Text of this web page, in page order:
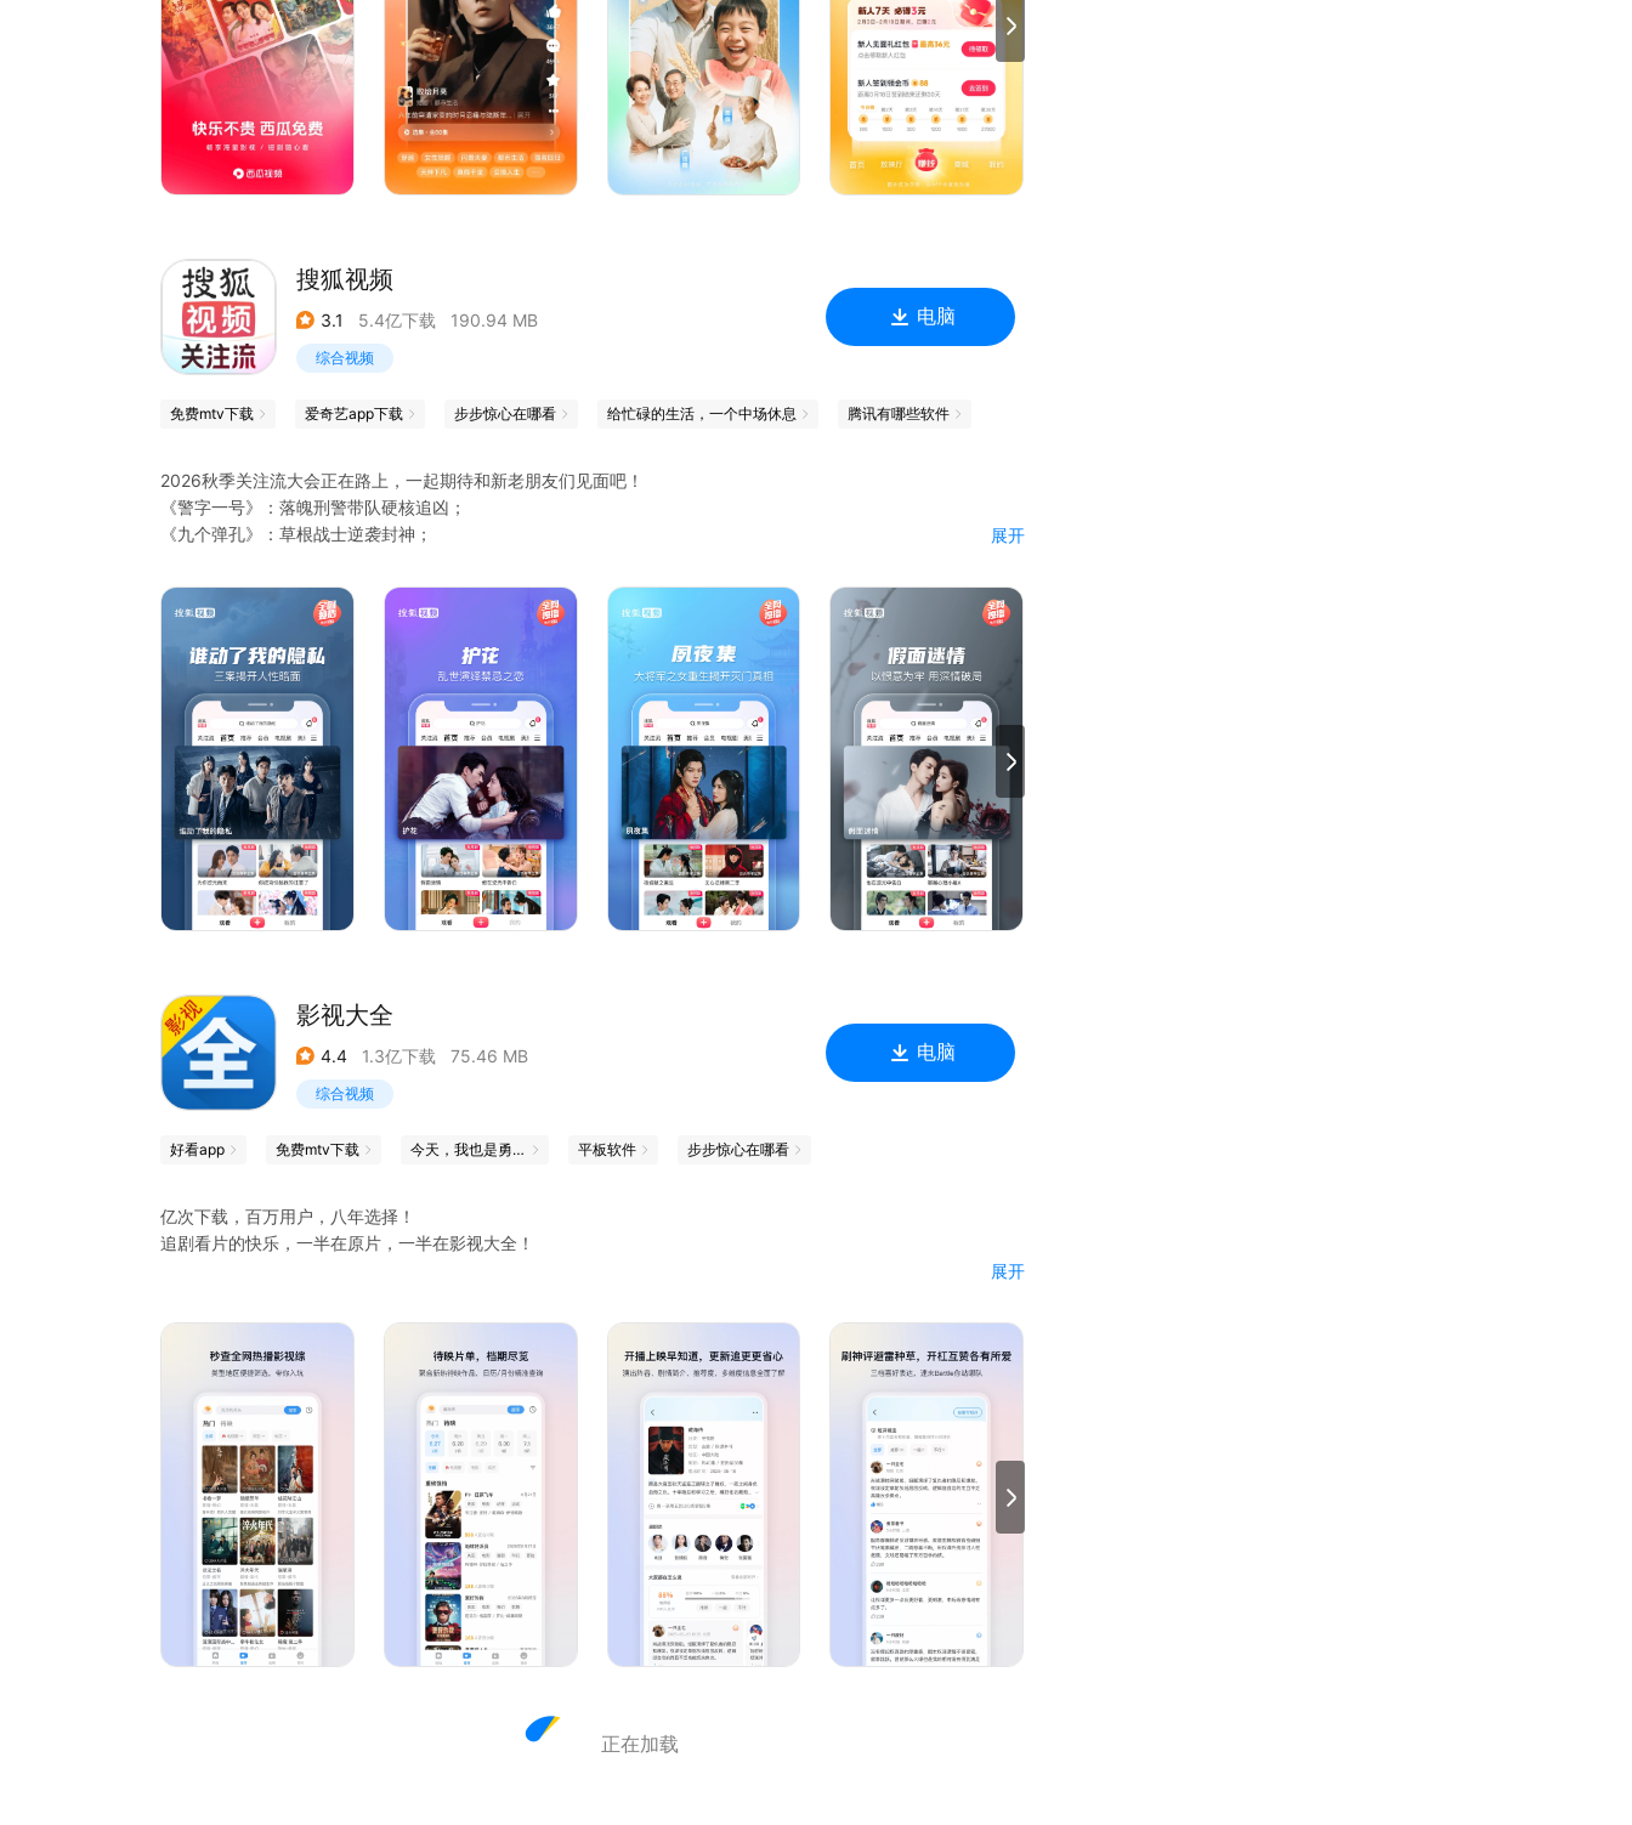
等
【西瓜放映厅 你的专属私人影院】
足不出户看大片，打造你的私人家庭影院！
《涉过愤怒的海》《夺宝奇兵5》《疯狂元素城》《速度与激情10》《银河护卫队3》《满江红》《阿凡达：水之
道》全网同步首发，
还有经典电视剧、高分电影、热门综艺等精品内容，4K超高清更精彩。
族如何把生活过的火热，更多不一样的烟火生活等你来发现！
【西瓜直播 带你足不出户看世界】
花样美食、游戏大神、趣味旅行、乡野生活，大千世界精彩目不暇接，快跟着主播们一起去看世界吧！
【成为西瓜视频创作人 一起感受创作的力量】
*数据来源：QuestMobile
搜狐视频
3.1 5.4亿下载 190.94 MB
综合视频
电脑
免费mtv下载 爱奇艺app下载 步步惊心在哪看 给忙碌的生活，一个中场休息 腾讯有哪些软件
2026秋季关注流大会正在路上，一起期待和新老朋友们见面吧！
《警字一号》：落魄刑警带队硬核追凶；
《九个弹孔》：草根战士逆袭封神；
《欢迎回我的频道》：李纯万茜职场交锋破局生长；
《谁动了我的隐私》独播：三桩奇案直入人性隐秘；
《谁动了我的隐私》独播：复仇女携恨归来！揭开恶魔医生背后黑幕；
《护花》独播：演绎战乱年代家国情仇；
《夙夜集》独播：女将军复活揭开灭门真相；
《大玉儿传奇》：景甜从天真格格到铁血太后；
《假面迷情》独播：重生千金与豪门总裁三日定情；
《不思异：志怪》独播：江湖捉妖师破解妖祟谜案；
《我的宠物少将军》独播：田曦薇演绎跨物种的奇妙爱情；
《胭脂似火》独播：许佳琪李卓扬深陷权爱斗争；
《洛基》：惊心动魄的时空历险即将来临；
《楚乔传》：赵丽颖乱世混战逆转命运；
《那年花开月正圆》：孙俪演绎陕西女首富的精彩一生;
《权力的游戏》：铁王座之争落下帷幕；
《小猪佩奇》第十季：佩奇的新朋友闪亮登场；
《男人的战争》独播：于和伟应采儿情定商海；
展开
影视大全
4.4 1.3亿下载 75.46 MB
综合视频
电脑
好看app 免费mtv下载 今天，我也是勇敢的打工人 平板软件 步步惊心在哪看
亿次下载，百万用户，八年选择！
追剧看片的快乐，一半在原片，一半在影视大全！
你是不是在剧荒片荒时，希望有app帮你在选择时提供帮助，让你丝滑找到一部好内容
你是不是在看完某个内容后，想要推荐或吐槽，却发现身边缺少这样的圈子
我们正在努力打造这样一个影视综爱好者的灵魂聚集地。
在这里，能解决你看什么、这部内容好不好看、如何找到同好等多样痛点。
在这里，爱追剧，爱看综艺，身为影迷都能够找到同类，
如果你是个爱分享爱表达的E人，我们将是一个非常适合你畅所欲言的平台，
如果你不混饭圈、单纯热爱作品演员明星，我们精心准备了内容，想成为你作为i人的藏身处。
无论你是古偶爱好者、大爱都市言情、悬疑发烧友、灵异恐怖迷、美剧控、韩剧迷、日剧Fan…都能在这找到共鸣！
问题反馈请关注影视大全公众号：yingshidaquan003
展开
正在加载